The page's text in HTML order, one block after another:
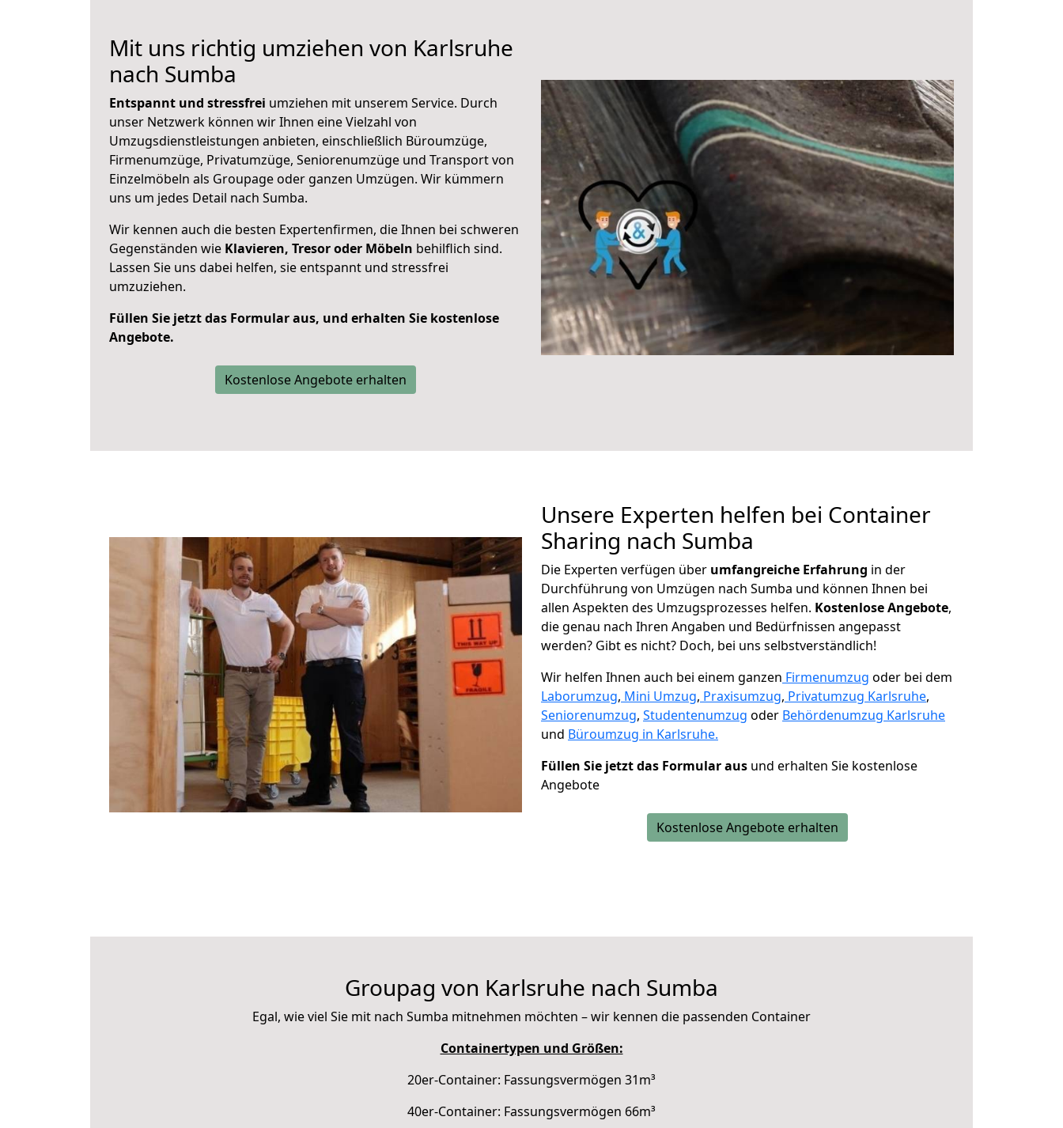
Mit uns richtig umziehen von Karlsruhe
nach Sumba
Entspannt und stressfrei umziehen mit unserem Service. Durch
unser Netzwerk können wir Ihnen eine Vielzahl von
Umzugsdienstleistungen anbieten, einschließlich Büroumzüge,
Firmenumzüge, Privatumzüge, Seniorenumzüge und Transport von
Einzelmöbeln als Groupage oder ganzen Umzügen. Wir kümmern
uns um jedes Detail nach Sumba.
Wir kennen auch die besten Expertenfirmen, die Ihnen bei schweren
Gegenständen wie Klavieren, Tresor oder Möbeln behilflich sind.
Lassen Sie uns dabei helfen, sie entspannt und stressfrei
umzuziehen.
Füllen Sie jetzt das Formular aus, und erhalten Sie kostenlose
Angebote.
Kostenlose Angebote erhalten
Unsere Experten helfen bei Container
Sharing nach Sumba
Die Experten verfügen über umfangreiche Erfahrung in der
Durchführung von Umzügen nach Sumba und können Ihnen bei
allen Aspekten des Umzugsprozesses helfen. Kostenlose Angebote,
die genau nach Ihren Angaben und Bedürfnissen angepasst
werden? Gibt es nicht? Doch, bei uns selbstverständlich!
Wir helfen Ihnen auch bei einem ganzen Firmenumzug oder bei dem
Laborumzug, Mini Umzug, Praxisumzug, Privatumzug Karlsruhe,
Seniorenumzug, Studentenumzug oder Behördenumzug Karlsruhe
und Büroumzug in Karlsruhe.
Füllen Sie jetzt das Formular aus und erhalten Sie kostenlose
Angebote
Kostenlose Angebote erhalten
Groupag von Karlsruhe nach Sumba
Egal, wie viel Sie mit nach Sumba mitnehmen möchten – wir kennen die passenden Container
Containertypen und Größen:
20er-Container: Fassungsvermögen 31m³
40er-Container: Fassungsvermögen 66m³